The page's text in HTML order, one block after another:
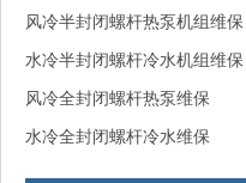
风冷半封闭螺杆热泵机组维保
水冷半封闭螺杆冷水机组维保
风冷全封闭螺杆热泵维保
水冷全封闭螺杆冷水维保